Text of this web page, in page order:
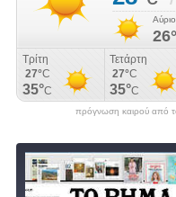
πρόγνωση καιρού από